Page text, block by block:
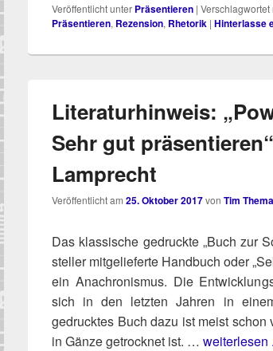
Veröffentlicht unter Präsentieren | Verschlagwortet
Präsentieren, Rezension, Rhetorik | Hinterlasse
Literaturhinweis:
Sehr gut
Lamprecht
Veröffentlicht am 25. Oktober 2017von Tim
Das klas­si­sche gedruck­te „Buch zur
stel­ler mit­ge­lie­fer­te Hand­buch oder
ein Ana­chro­nis­mus. Die
sich in den letz­ten Jah­ren in
gedruck­tes Buch dazu ist meist
in Gän­ze getrock­net ist. … weiterlesen